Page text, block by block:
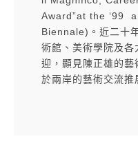
Award”at the ‘99
Biennale)。近二十
術館、美術學院及各
迎，顯見陳正雄的
於兩岸的藝術交流推